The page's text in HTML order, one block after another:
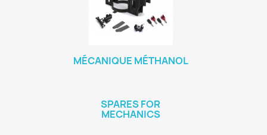
MÉCANIQUE MÉTHANOL
SPARES FOR
MECHANICS